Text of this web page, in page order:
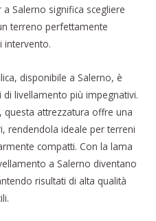
Salerno significa scegliere
terreno perfettamente
intervento.
disponibile a Salerno, è
livellamento più impegnativi.
questa attrezzatura offre una
rendendola ideale per terreni
compatti. Con la lama
a Salerno diventano
risultati di alta qualità